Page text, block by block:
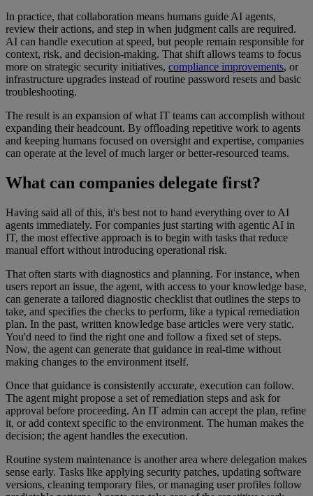
In practice, that collaboration means humans guide AI agents,
review their actions, and step in when judgment calls are required.
AI can handle execution at speed, but people remain responsible for
context, risk, and decision-making. That shift allows teams to focus
more on strategic security initiatives, compliance improvements, or
infrastructure upgrades instead of routine password resets and basic
troubleshooting.
The result is an expansion of what IT teams can accomplish without
expanding their headcount. By offloading repetitive work to agents
and keeping humans focused on oversight and expertise, companies
can operate at the level of much larger or better-resourced teams.
What can companies delegate first?
Having said all of this, it's best not to hand everything over to AI
agents immediately. For companies just starting with agentic AI in
IT, the most effective approach is to begin with tasks that reduce
manual effort without introducing operational risk.
That often starts with diagnostics and planning. For instance, when
users report an issue, the agent, with access to your knowledge base,
can generate a tailored diagnostic checklist that outlines the steps to
take, and specifies the checks to perform, like a typical remediation
plan. In the past, written knowledge base articles were very static.
You'd need to find the right one and follow a fixed set of steps.
Now, the agent can generate that guidance in real-time without
making changes to the environment itself.
Once that guidance is consistently accurate, execution can follow.
The agent might propose a set of remediation steps and ask for
approval before proceeding. An IT admin can accept the plan, refine
it, or add context specific to the environment. The human makes the
decision; the agent handles the execution.
Routine system maintenance is another area where delegation makes
sense early. Tasks like applying security patches, updating software
versions, cleaning temporary files, or managing user profiles follow